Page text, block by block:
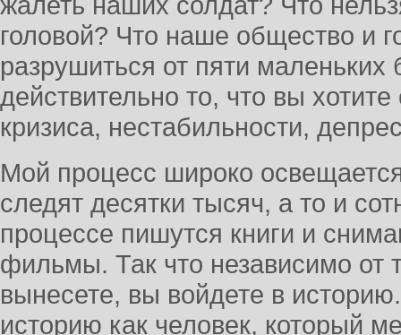
головой? Что наше общество и
разрушиться от пяти
действительно то, что вы
кризиса, нестабильности,
Мой процесс широко
следят десятки тысяч, а то и
процессе пишутся книги и
фильмы. Так что независимо от
вынесете, вы войдете в
историю как человек, который